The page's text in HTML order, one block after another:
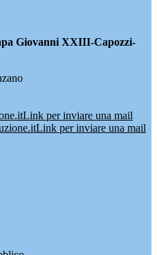
Giovanni XXIII-Capozzi-
Link per inviare una mail
Link per inviare una mail